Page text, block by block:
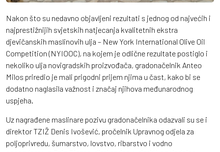
Nakon što su nedavno objavljeni rezultati s jednog od najvećih i
najprestižnijih svjetskih natjecanja kvalitetnih ekstra
djevičanskih maslinovih ulja – New York International Olive Oil
Competition (NYIOOC), na kojem je odlične rezultate postiglo i
nekoliko ulja novigradskih proizvođača, gradonačelnik Anteo
Milos priredio je mali prigodni prijem njima u čast, kako bi se
dodatno naglasila važnost i značaj njihova međunarodnog
uspjeha.
Uz nagrađene maslinare pozivu gradonačelnika odazvali su se i
direktor TZIŽ Denis Ivošević, pročelnik Upravnog odjela za
poljoprivredu, šumarstvo, lovstvo, ribarstvo i vodno